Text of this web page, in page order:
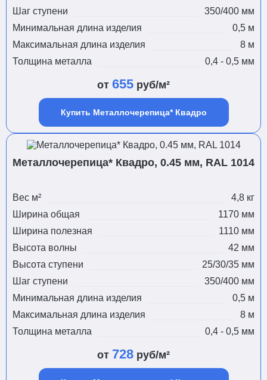
Шаг ступени
350/400 мм
Минимальная длина изделия
0,5 м
Максимальная длина изделия
8 м
Толщина металла
0,4 - 0,5 мм
от 655 руб/м²
Купить Металлочерепица* Квадро
Металлочерепица* Квадро, 0.45 мм, RAL 1014
Вес м²
4,8 кг
Ширина общая
1170 мм
Ширина полезная
1110 мм
Высота волны
42 мм
Высота ступени
25/30/35 мм
Шаг ступени
350/400 мм
Минимальная длина изделия
0,5 м
Максимальная длина изделия
8 м
Толщина металла
0,4 - 0,5 мм
от 728 руб/м²